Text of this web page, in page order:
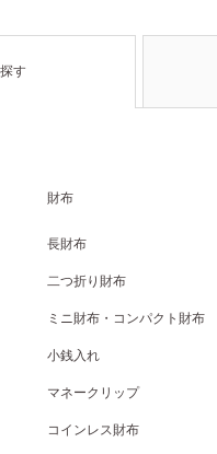
す
財布
長財布
二つ折り財布
ミニ財布・コンパクト財布
小銭入れ
マネークリップ
コインレス財布